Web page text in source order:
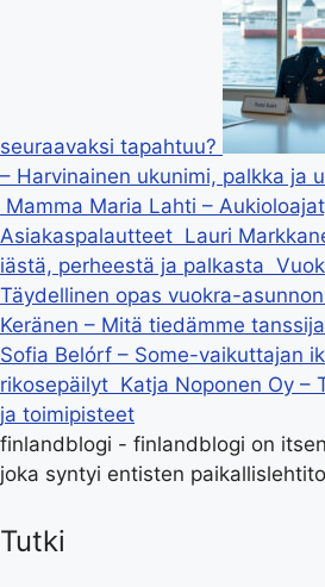
seuraavaksi tapahtuu?
– Harvinainen ukunimi, palkka ja
Mamma Maria Lahti –
Asiakaspalautteet Lauri
iästä, perheestä ja palkasta
Täydellinen opas vuokra-
Keränen – Mitä tiedämme
Sofia Belórf – Some-vaikuttajan
rikosepäilyt Katja Noponen Oy –
ja toimipisteet
finlandblogi - finlandblogi on
joka syntyi entisten
Tutki